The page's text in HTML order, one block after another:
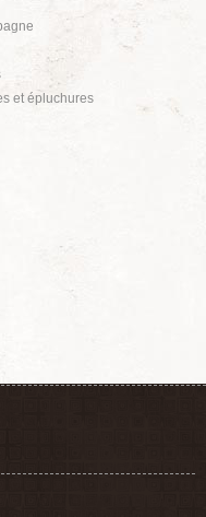
et épluchures